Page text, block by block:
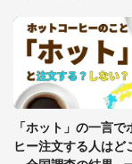
っ暗
を求
「孫
真夏
（山
「ホット」の一言で
ヒー注文する人はど